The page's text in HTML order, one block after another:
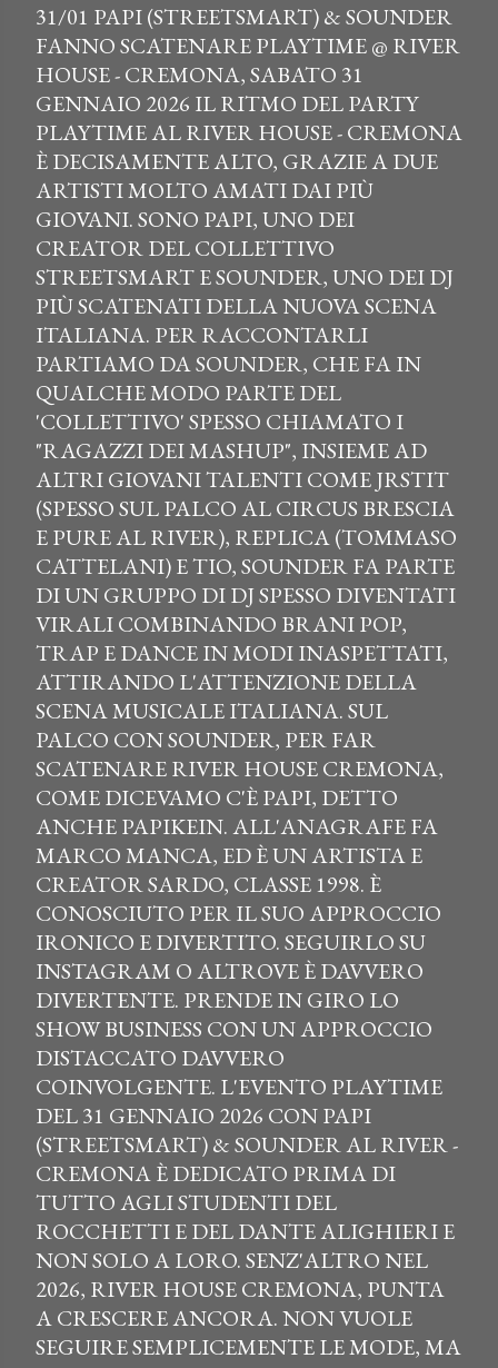
31/01 PAPI (STREETSMART) & SOUNDER
FANNO SCATENARE PLAYTIME @ RIVER
HOUSE - CREMONA, SABATO 31
GENNAIO 2026 IL RITMO DEL PARTY
PLAYTIME AL RIVER HOUSE - CREMONA
È DECISAMENTE ALTO, GRAZIE A DUE
ARTISTI MOLTO AMATI DAI PIÙ
GIOVANI. SONO PAPI, UNO DEI
CREATOR DEL COLLETTIVO
STREETSMART E SOUNDER, UNO DEI DJ
PIÙ SCATENATI DELLA NUOVA SCENA
ITALIANA. PER RACCONTARLI
PARTIAMO DA SOUNDER, CHE FA IN
QUALCHE MODO PARTE DEL
'COLLETTIVO' SPESSO CHIAMATO I
"RAGAZZI DEI MASHUP", INSIEME AD
ALTRI GIOVANI TALENTI COME JRSTIT
(SPESSO SUL PALCO AL CIRCUS BRESCIA
E PURE AL RIVER), REPLICA (TOMMASO
CATTELANI) E TIO, SOUNDER FA PARTE
DI UN GRUPPO DI DJ SPESSO DIVENTATI
VIRALI COMBINANDO BRANI POP,
TRAP E DANCE IN MODI INASPETTATI,
ATTIRANDO L'ATTENZIONE DELLA
SCENA MUSICALE ITALIANA. SUL
PALCO CON SOUNDER, PER FAR
SCATENARE RIVER HOUSE CREMONA,
COME DICEVAMO C'È PAPI, DETTO
ANCHE PAPIKEIN. ALL'ANAGRAFE FA
MARCO MANCA, ED È UN ARTISTA E
CREATOR SARDO, CLASSE 1998. È
CONOSCIUTO PER IL SUO APPROCCIO
IRONICO E DIVERTITO. SEGUIRLO SU
INSTAGRAM O ALTROVE È DAVVERO
DIVERTENTE. PRENDE IN GIRO LO
SHOW BUSINESS CON UN APPROCCIO
DISTACCATO DAVVERO
COINVOLGENTE. L'EVENTO PLAYTIME
DEL 31 GENNAIO 2026 CON PAPI
(STREETSMART) & SOUNDER AL RIVER -
CREMONA È DEDICATO PRIMA DI
TUTTO AGLI STUDENTI DEL
ROCCHETTI E DEL DANTE ALIGHIERI E
NON SOLO A LORO. SENZ'ALTRO NEL
2026, RIVER HOUSE CREMONA, PUNTA
A CRESCERE ANCORA. NON VUOLE
SEGUIRE SEMPLICEMENTE LE MODE, MA